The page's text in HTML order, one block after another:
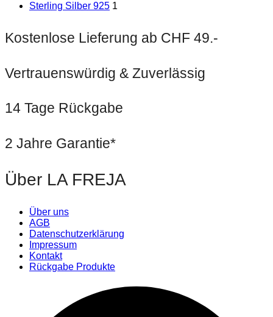
Sterling Silber 925 1
Kostenlose Lieferung ab CHF 49.-
Vertrauenswürdig & Zuverlässig
14 Tage Rückgabe
2 Jahre Garantie*
Über LA FREJA
Über uns
AGB
Datenschutzerklärung
Impressum
Kontakt
Rückgabe Produkte